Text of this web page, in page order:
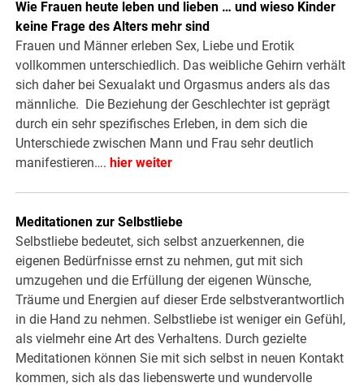
Wie Frauen heute leben und lieben … und wieso Kinder
keine Frage des Alters mehr sind
Frauen und Männer erleben Sex, Liebe und Erotik
vollkommen unterschiedlich. Das weibliche Gehirn verhält
sich daher bei Sexualakt und Orgasmus anders als das
männliche. Die Beziehung der Geschlechter ist geprägt
durch ein sehr spezifisches Erleben, in dem sich die
Unterschiede zwischen Mann und Frau sehr deutlich
manifestieren…. hier weiter
Meditationen zur Selbstliebe
Selbstliebe bedeutet, sich selbst anzuerkennen, die
eigenen Bedürfnisse ernst zu nehmen, gut mit sich
umzugehen und die Erfüllung der eigenen Wünsche,
Träume und Energien auf dieser Erde selbstverantwortlich
in die Hand zu nehmen. Selbstliebe ist weniger ein Gefühl,
als vielmehr eine Art des Verhaltens. Durch gezielte
Meditationen können Sie mit sich selbst in neuen Kontakt
kommen, sich als das liebenswerte und wundervolle